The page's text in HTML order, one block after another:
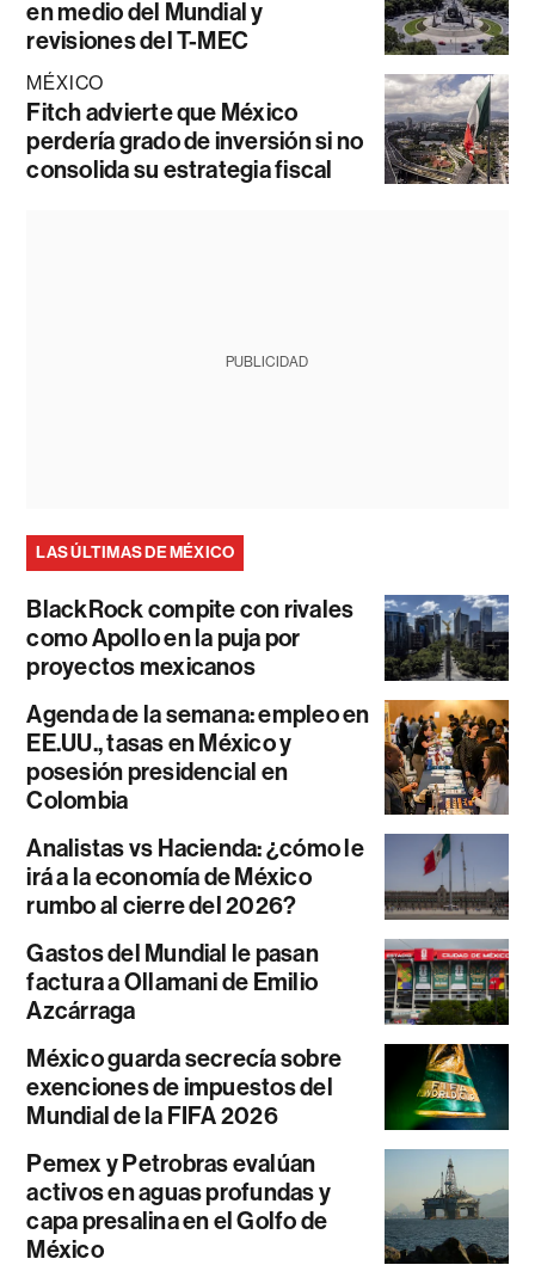
en medio del Mundial y
revisiones del T-MEC
MÉXICO
Fitch advierte que México
perdería grado de inversión si no
consolida su estrategia fiscal
PUBLICIDAD
LAS ÚLTIMAS DE MÉXICO
BlackRock compite con rivales
como Apollo en la puja por
proyectos mexicanos
Agenda de la semana: empleo en
EE.UU., tasas en México y
posesión presidencial en
Colombia
Analistas vs Hacienda: ¿cómo le
irá a la economía de México
rumbo al cierre del 2026?
Gastos del Mundial le pasan
factura a Ollamani de Emilio
Azcárraga
México guarda secrecía sobre
exenciones de impuestos del
Mundial de la FIFA 2026
Pemex y Petrobras evalúan
activos en aguas profundas y
capa presalina en el Golfo de
México